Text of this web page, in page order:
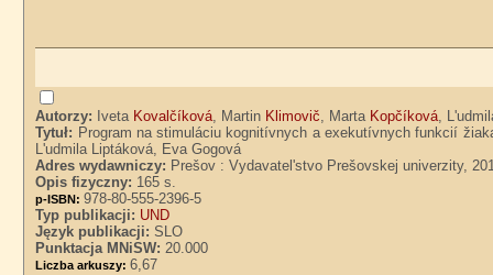
Autorzy: Iveta Kovalčíková, Martin Klimovič, Marta Kopčíková,
Tytuł: Program na stimuláciu kognitívnych a exekutívnych funkcií
L'udmila Liptáková, Eva Gogová
Adres wydawniczy: Prešov : Vydavatel'stvo Prešovskej univerzity,
Opis fizyczny: 165 s.
p-ISBN:978-80-555-2396-5
Typ publikacji: UND
Język publikacji:SLO
Punktacja MNiSW:20.000
Liczba arkuszy:6,67